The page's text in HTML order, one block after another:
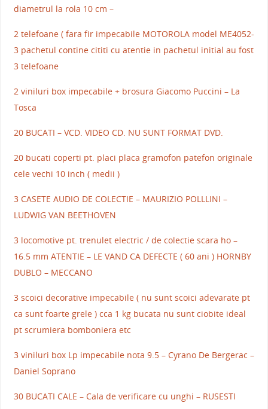
diametrul la rola 10 cm –
2 telefoane ( fara fir impecabile MOTOROLA model ME4052-
3 pachetul contine cititi cu atentie in pachetul initial au fost
3 telefoane
2 viniluri box impecabile + brosura Giacomo Puccini – La
Tosca
20 BUCATI – VCD. VIDEO CD. NU SUNT FORMAT DVD.
20 bucati coperti pt. placi placa gramofon patefon originale
cele vechi 10 inch ( medii )
3 CASETE AUDIO DE COLECTIE – MAURIZIO POLLLINI –
LUDWIG VAN BEETHOVEN
3 locomotive pt. trenulet electric / de colectie scara ho –
16.5 mm ATENTIE – LE VAND CA DEFECTE ( 60 ani ) HORNBY
DUBLO – MECCANO
3 scoici decorative impecabile ( nu sunt scoici adevarate pt
ca sunt foarte grele ) cca 1 kg bucata nu sunt ciobite ideal
pt scrumiera bomboniera etc
3 viniluri box Lp impecabile nota 9.5 – Cyrano De Bergerac –
Daniel Soprano
30 BUCATI CALE – Cala de verificare cu unghi – RUSESTI